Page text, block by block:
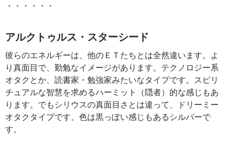
・・・・・・
アルクトゥルス・スターシード
彼らのエネルギーは、他のＥＴたちとは全然違います。よ
り真面目で、勤勉なイメージがあります。テクノロジー系
オタクとか、読書家・勉強家みたいなタイプです。スピリ
チュアルな智慧を求めるハーミット（隠者）的な感じもあ
ります。でもシリウスの真面目さとは違って、ドリーミー
オタクタイプです。色は黒っぽい感じもあるシルバーで
す。